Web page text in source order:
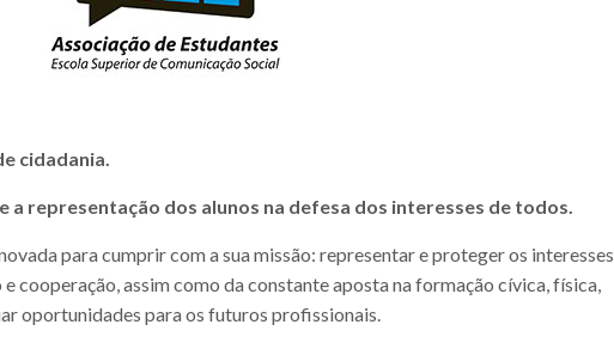
cidadania.
a representação dos alunos na defesa dos interesses de todos.
para cumprir com a sua missão: representar e proteger os interesses
e cooperação, assim como da constante aposta na formação cívica, física,
oportunidades para os futuros profissionais.